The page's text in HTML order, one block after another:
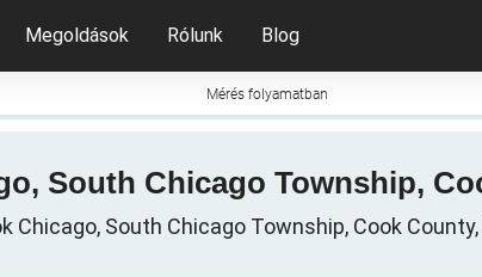
Megoldások Rólunk Blog
Mérés folyamatban
South Chicago Township,
South Chicago Township, Cook